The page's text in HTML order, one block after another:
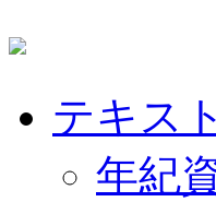
テキスト
年紀